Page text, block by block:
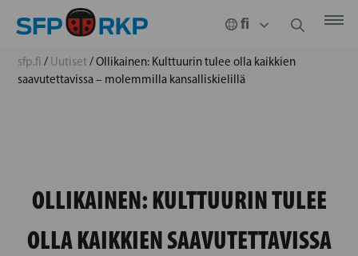
sfp.fi / Uutiset/Ollikainen: Kulttuurin tulee olla kaikkien
saavutettavissa – molemmilla kansalliskielillä
OLLIKAINEN: KULTTUURIN TULEE
OLLA KAIKKIEN SAAVUTETTAVISSA